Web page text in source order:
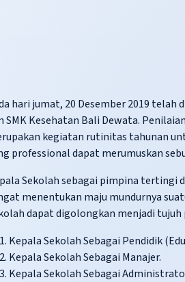
hari jumat, 20 Desember 2019 telah
SMK Kesehatan Bali Dewata.
kegiatan rutinitas tahunan
professional dapat merumuskan
Sekolah sebagai pimpina tertingi
menentukan maju mundurnya
dapat digolongkan menjadi
Kepala Sekolah Sebagai Pendidik
Kepala Sekolah Sebagai Manajer.
Kepala Sekolah Sebagai